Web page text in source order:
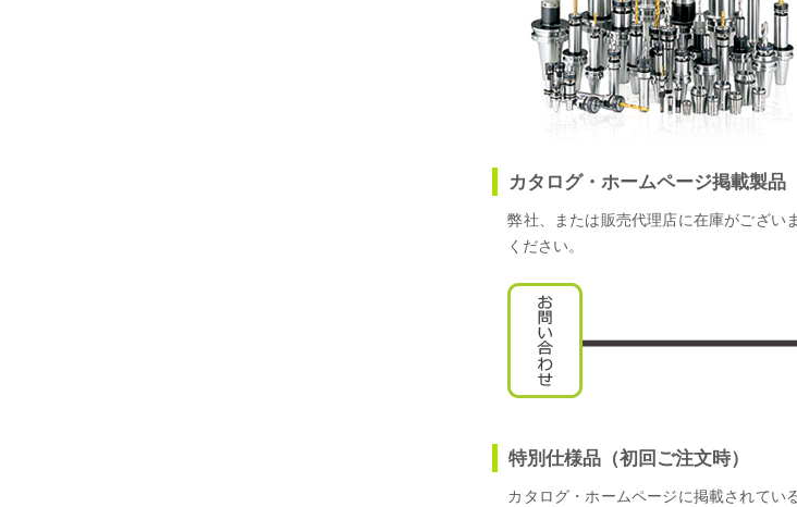
カタログ・ホームページ掲載製品
弊社、または販売代理店に在庫がござい
ください。
特別仕様品（初回ご注文時）
カタログ・ホームページに掲載されてい